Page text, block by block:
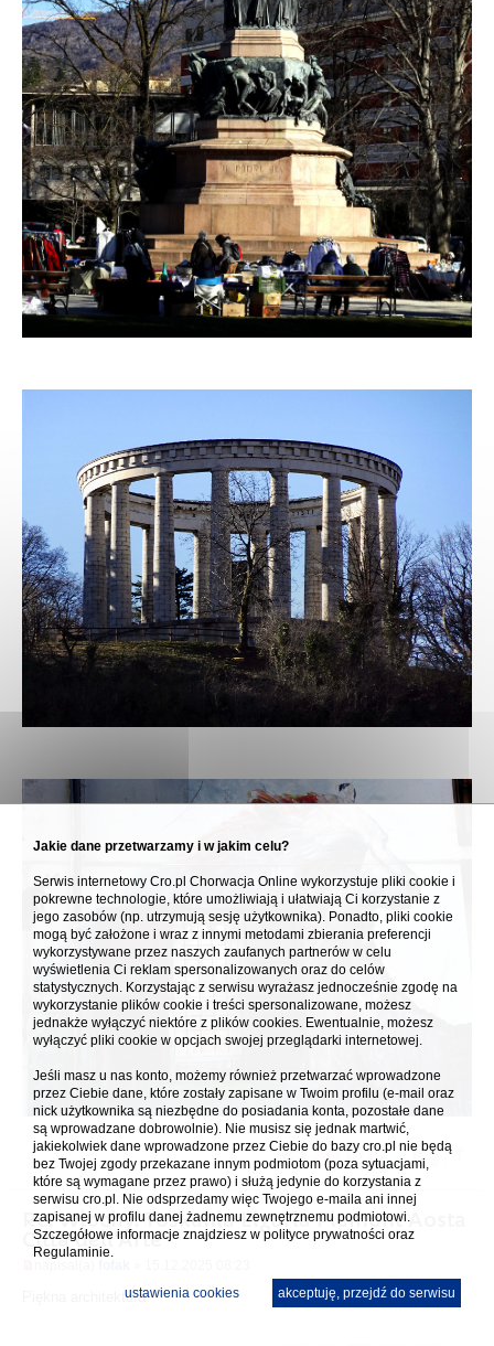
Re: Włochy: Toskania Liguria Piemont Aosta
Citta dell'Arte
Piękna architektura.
Jakie dane przetwarzamy i w jakim celu?
Serwis internetowy Cro.pl Chorwacja Online wykorzystuje pliki cookie i
pokrewne technologie, które umożliwiają i ułatwiają Ci korzystanie z
jego zasobów (np. utrzymują sesję użytkownika). Ponadto, pliki cookie
mogą być założone i wraz z innymi metodami zbierania preferencji
wykorzystywane przez naszych zaufanych partnerów w celu
wyświetlenia Ci reklam spersonalizowanych oraz do celów
statystycznych. Korzystając z serwisu wyrażasz jednocześnie zgodę na
wykorzystanie plików cookie i treści spersonalizowane, możesz
jednakże wyłączyć niektóre z plików cookies. Ewentualnie, możesz
wyłączyć pliki cookie w opcjach swojej przeglądarki internetowej.
Jeśli masz u nas konto, możemy również przetwarzać wprowadzone
przez Ciebie dane, które zostały zapisane w Twoim profilu (e-mail oraz
nick użytkownika są niezbędne do posiadania konta, pozostałe dane
są wprowadzane dobrowolnie). Nie musisz się jednak martwić,
jakiekolwiek dane wprowadzone przez Ciebie do bazy cro.pl nie będą
bez Twojej zgody przekazane innym podmiotom (poza sytuacjami,
które są wymagane przez prawo) i służą jedynie do korzystania z
serwisu cro.pl. Nie odsprzedamy więc Twojego e-maila ani innej
zapisanej w profilu danej żadnemu zewnętrznemu podmiotowi.
Szczegółowe informacje znajdziesz w polityce prywatności oraz
Regulaminie.
akceptuję, przejdź do serwisu
ustawienia cookies